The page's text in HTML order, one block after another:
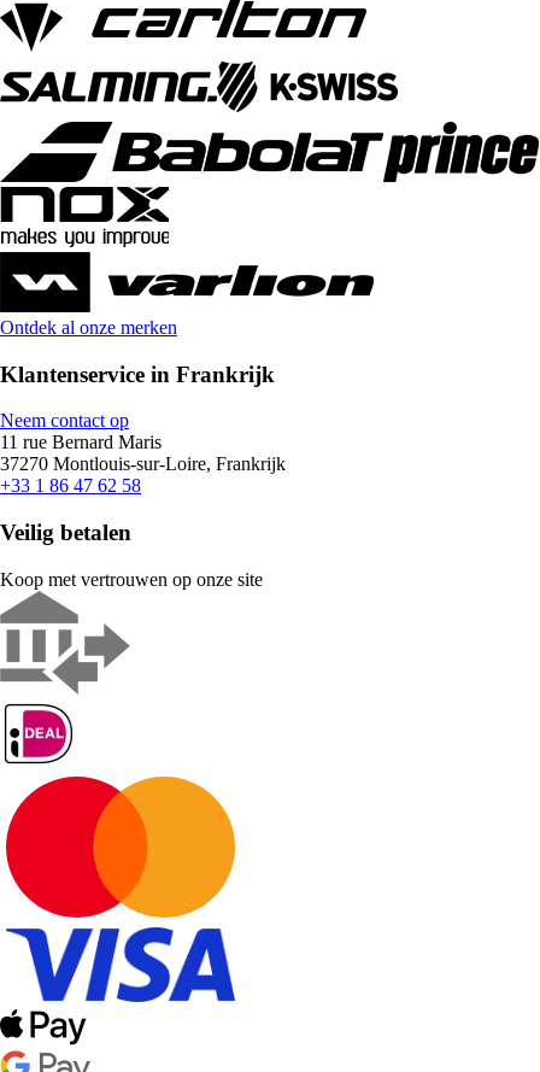
Ontdek al onze merken
Klantenservice in Frankrijk
Neem contact op
11 rue Bernard Maris
37270 Montlouis-sur-Loire, Frankrijk
+33 1 86 47 62 58
Veilig betalen
Koop met vertrouwen op onze site